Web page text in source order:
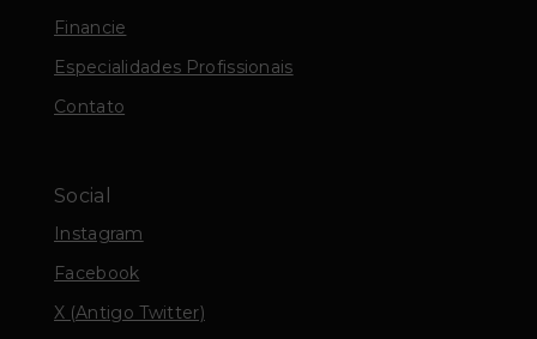
Financie
Especialidades Profissionais
Contato
Social
Instagram
Facebook
X (Antigo Twitter)